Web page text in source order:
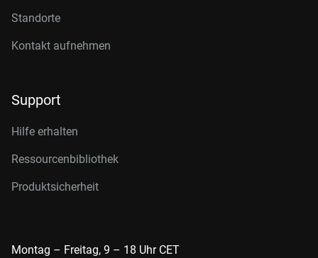
Standorte
Kontakt aufnehmen
Support
Hilfe erhalten
Ressourcenbibliothek
Produktsicherheit
Montag – Freitag, 9 – 18 Uhr CET